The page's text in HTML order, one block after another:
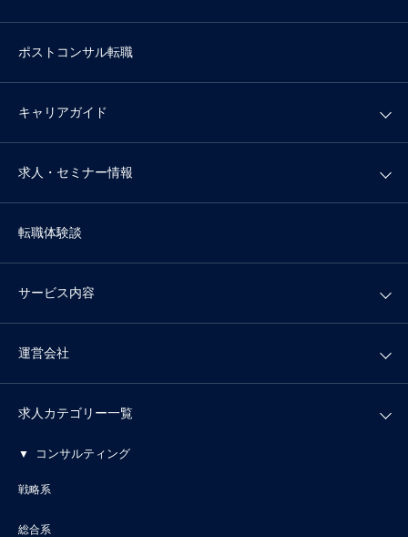
ポストコンサル転職
キャリアガイド
求人・セミナー情報
転職体験談
サービス内容
運営会社
求人カテゴリー一覧
コンサルティング
戦略系
総合系